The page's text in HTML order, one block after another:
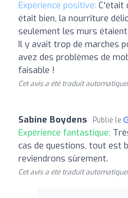
Expérience positive: C'était
était bien, la nourriture
seulement les murs
Il y avait trop de marches
avez des problèmes de
faisable !
Cet avis a été traduit
Sabine Boydens Publié le
Expérience fantastique:
cas de questions, tout est
reviendrons sûrement.
Cet avis a été traduit